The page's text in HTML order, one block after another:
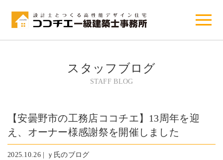
スタッフブログ
STAFF BLOG
【安曇野市の工務店ココチエ】13周年を迎
え、オーナー様感謝祭を開催しました
2025.10.26 | ｙ氏のブログ